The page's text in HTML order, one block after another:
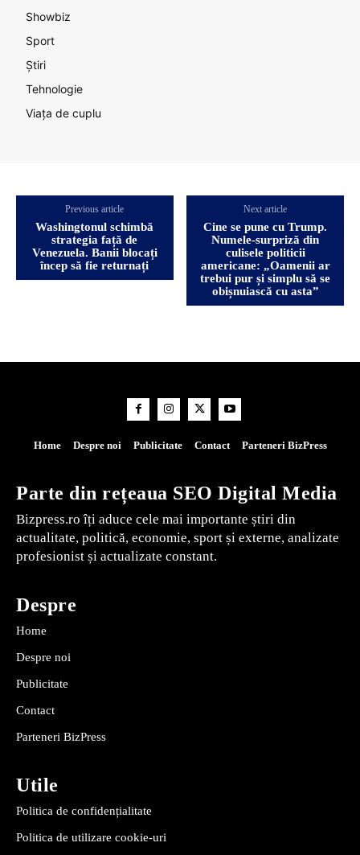
Showbiz
Sport
Știri
Tehnologie
Viața de cuplu
Previous article
Washingtonul schimbă
strategia față de
Venezuela. Banii blocați
încep să fie returnați
Next article
Cine se pune cu Trump.
Numele-surpriză din
culisele politicii
americane: „Oamenii ar
trebui pur și simplu să se
obișnuiască cu asta”
Home Despre noi Publicitate Contact Parteneri BizPress
Parte din rețeaua SEO Digital Media
Bizpress.ro îți aduce cele mai importante știri din
actualitate, politică, economie, sport și externe, analizate
profesionist și actualizate constant.
Despre
Home
Despre noi
Publicitate
Contact
Parteneri BizPress
Utile
Politica de confidențialitate
Politica de utilizare cookie-uri